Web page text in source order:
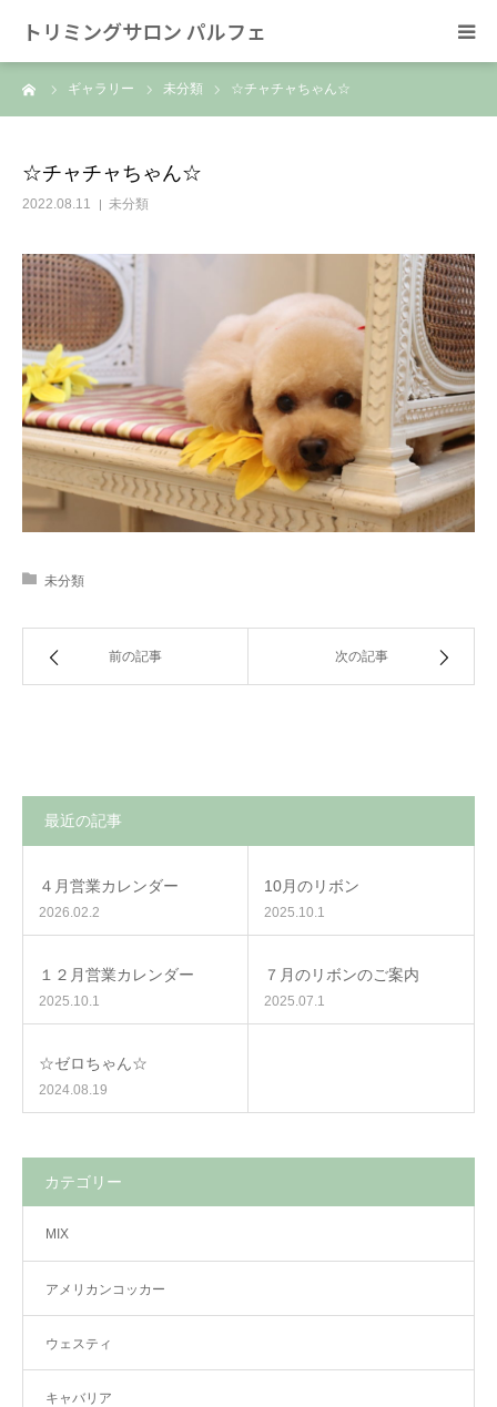
トリミングサロン パルフェ
ギャラリー 未分類 ☆チャチャちゃん☆
☆チャチャちゃん☆
2022.08.11 未分類
未分類
前の記事 次の記事
最近の記事
４月営業カレンダー
2026.02.2
10月のリボン
2025.10.1
１２月営業カレンダー
2025.10.1
７月のリボンのご案内
2025.07.1
☆ゼロちゃん☆
2024.08.19
カテゴリー
MIX
アメリカンコッカー
ウェスティ
キャバリア
HOME
スタッフ
SNS/リンク